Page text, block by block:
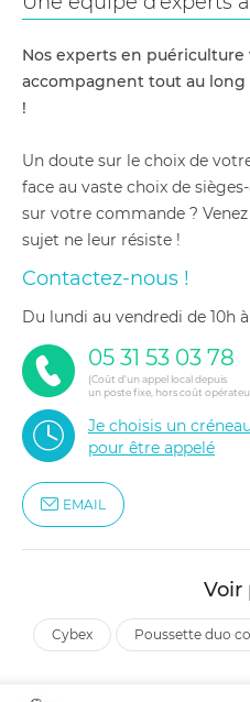
Les adaptateurs sont inclus.
Nos experts en
accompagnent tout au
!
Un doute sur le choix de
face au vaste choix de
sur votre commande ?
sujet ne leur résiste !
Contactez-nous !
du lundi au vendredi de 10h
05 31 53 03 78
(Coût d'un appel local depuis
un poste fixe, hors coût
Je choisis un créneau
pour être appelé
EMAIL
Voir
cybex poussette duo